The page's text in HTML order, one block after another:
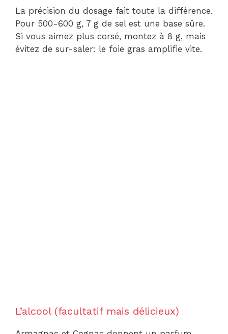
La précision du dosage fait toute la différence.
Pour 500-600 g, 7 g de sel est une base sûre.
Si vous aimez plus corsé, montez à 8 g, mais
évitez de sur-saler: le foie gras amplifie vite.
L’alcool (facultatif mais délicieux)